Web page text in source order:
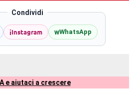
Condividi
iInstagram wWhatsApp
e aiutaci a crescere